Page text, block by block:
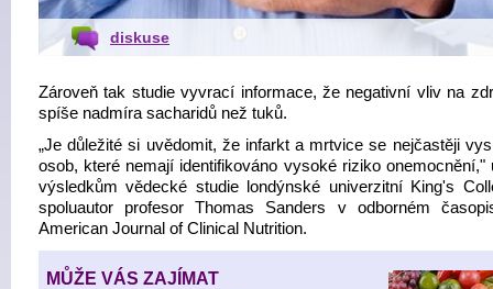
diskuse
Zároveň tak studie vyvrací informace, že negativní vliv na
spíše nadmíra sacharidů než tuků.
„Je důležité si uvědomit, že infarkt a mrtvice se nejčastěji
osob, které nemají identifikováno vysoké riziko onemocnění,"
výsledkům vědecké studie londýnské univerzitní King's
spoluautor profesor Thomas Sanders v odborném
American Journal of Clinical Nutrition.
MŮŽE VÁS ZAJÍMAT